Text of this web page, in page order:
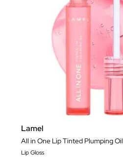
Lamel
All in One Lip Tinted Plumping Oil
Lip Gloss